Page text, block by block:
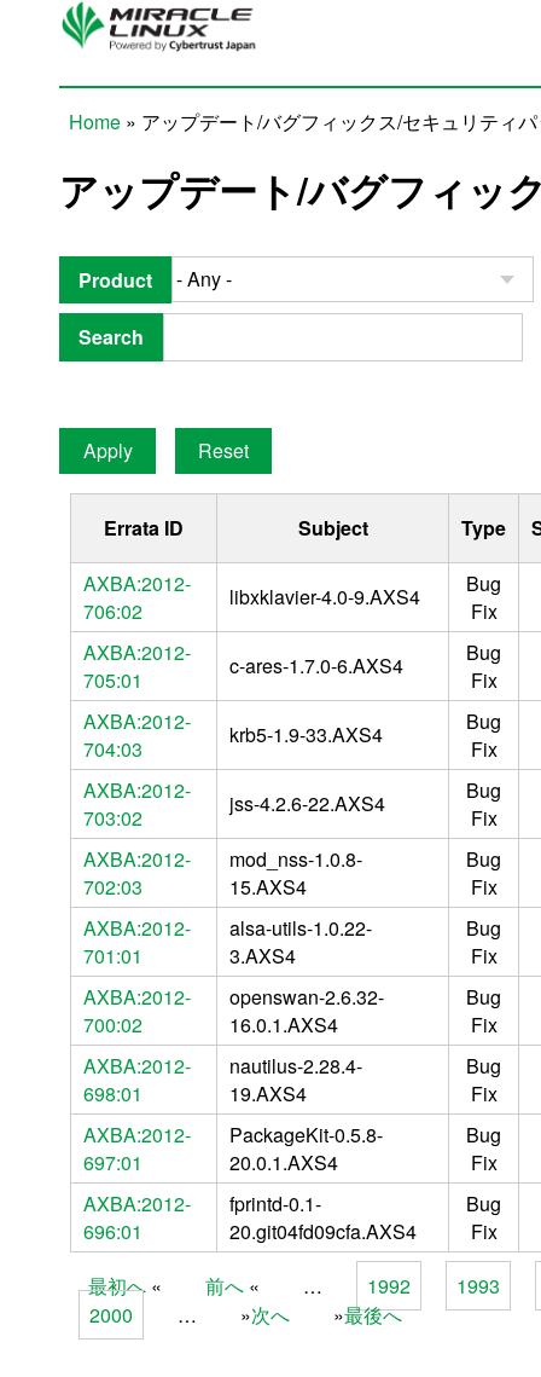
Skip to main content
Home » アップデート/バグフィックス/セキュリティ
アップデート/バグフィッ
Product
Search
Errata ID Subject Type
AXBA:2012-
706:02
libxklavier-4.0-9.AXS4
Bug
Fix
AXBA:2012-
705:01
c-ares-1.7.0-6.AXS4
Bug
Fix
AXBA:2012-
704:03
krb5-1.9-33.AXS4
Bug
Fix
AXBA:2012-
703:02
jss-4.2.6-22.AXS4
Bug
Fix
AXBA:2012-
702:03
mod_nss-1.0.8-
15.AXS4
Bug
Fix
AXBA:2012-
701:01
alsa-utils-1.0.22-
3.AXS4
Bug
Fix
AXBA:2012-
700:02
openswan-2.6.32-
16.0.1.AXS4
Bug
Fix
AXBA:2012-
698:01
nautilus-2.28.4-
19.AXS4
Bug
Fix
AXBA:2012-
697:01
PackageKit-0.5.8-
20.0.1.AXS4
Bug
Fix
AXBA:2012-
696:01
fprintd-0.1-
20.git04fd09cfa.AXS4
Bug
Fix
Pages
最初へ 前へ … 1992
1993
2000
… 次へ 最後へ